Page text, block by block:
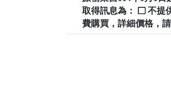
取得訊息為：
不提
費購買，詳細價格，